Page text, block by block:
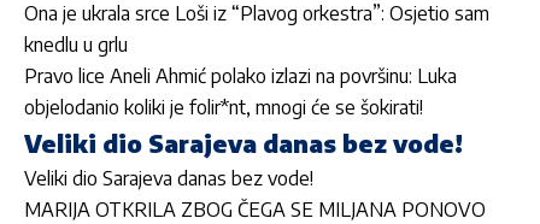
Ona je ukrala srce Loši iz “Plavog orkestra”: Osjetio sam
knedlu u grlu
Pravo lice Aneli Ahmić polako izlazi na površinu: Luka
objelodanio koliki je folir*nt, mnogi će se šokirati!
Veliki dio Sarajeva danas bez vode!
Veliki dio Sarajeva danas bez vode!
MARIJA OTKRILA ZBOG ČEGA SE MILJANA PONOVO